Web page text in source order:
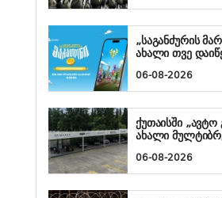
„საგანძურის
ახალი თვე
06-08-2026
ქუთაისში
ახალი
06-08-2026